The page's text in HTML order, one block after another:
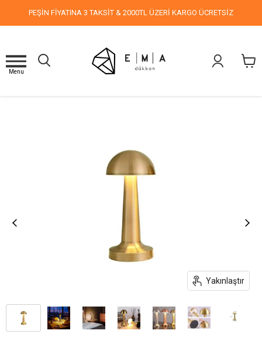
PEŞİN FİYATINA 3 TAKSİT & 2000TL ÜZERİ KARGO ÜCRETSİZ
Menu
Yakınlaştır